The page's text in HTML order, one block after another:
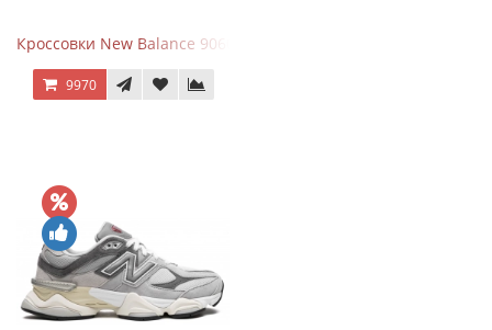
Кроссовки New Balance 9060 Mushroom
9970